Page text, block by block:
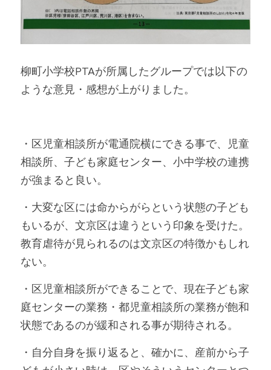
柳町小学校PTAが所属したグループでは以下の
ような意見・感想が上がりました。
・区児童相談所が電通院横にできる事で、児童
相談所、子ども家庭センター、小中学校の連携
が強まると良い。
・大変な区には命からがらという状態の子ども
もいるが、文京区は違うという印象を受けた。
教育虐待が見られるのは文京区の特徴かもしれ
ない。
・区児童相談所ができることで、現在子ども家
庭センターの業務・都児童相談所の業務が飽和
状態であるのが緩和される事が期待される。
・自分自身を振り返ると、確かに、産前から子